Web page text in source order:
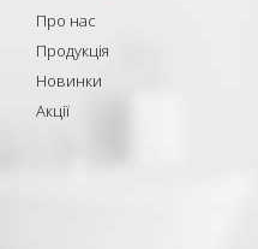
Про нас
Продукція
Новинки
Акції